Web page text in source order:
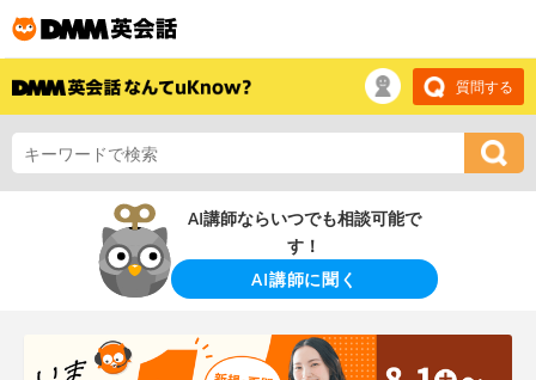
質問する
AI講師ならいつでも相談可能で
す！
AI講師に聞く